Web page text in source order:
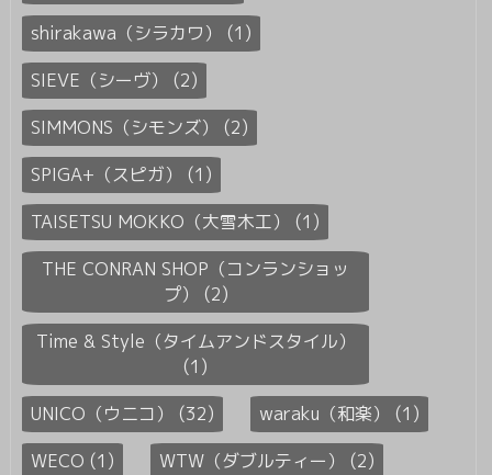
shirakawa（シラカワ） (1)
SIEVE（シーヴ） (2)
SIMMONS（シモンズ） (2)
SPIGA+（スピガ） (1)
TAISETSU MOKKO（大雪木工） (1)
THE CONRAN SHOP（コンランショッ
プ） (2)
Time & Style（タイムアンドスタイル）
(1)
UNICO（ウニコ） (32)
waraku（和楽） (1)
WECO (1)
WTW（ダブルティー） (2)